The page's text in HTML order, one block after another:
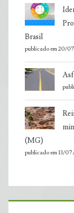
Brasil
publicado em 20/
(MG)
publicado em 13/